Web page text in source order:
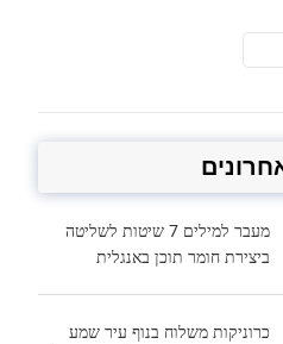
מעבר למילים 7 שיטות לשליטה
ביצירת חומר תוכן באנגלית
כרוניקות משלוח בנוף עיר שמע